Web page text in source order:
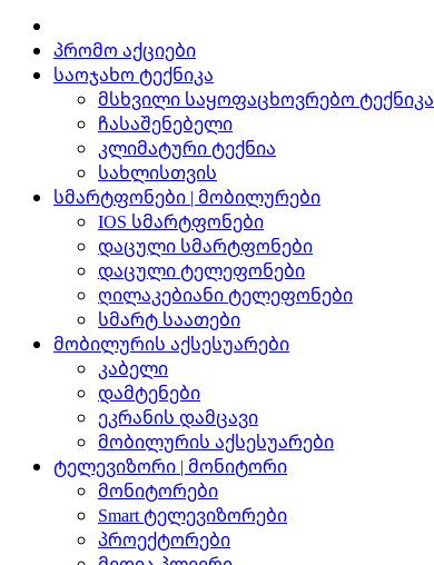
პრომო აქციები
საოჯახო ტექნიკა
მსხვილი საყოფაცხოვრებო ტექნიკა
ჩასაშენებელი
კლიმატური ტექნია
სახლისთვის
სმარტფონები | მობილურები
IOS სმარტფონები
დაცული სმარტფონები
დაცული ტელეფონები
ღილაკებიანი ტელეფონები
სმარტ საათები
მობილურის აქსესუარები
კაბელი
დამტენები
ეკრანის დამცავი
მობილურის აქსესუარები
ტელევიზორი | მონიტორი
მონიტორები
Smart ტელევიზორები
პროექტორები